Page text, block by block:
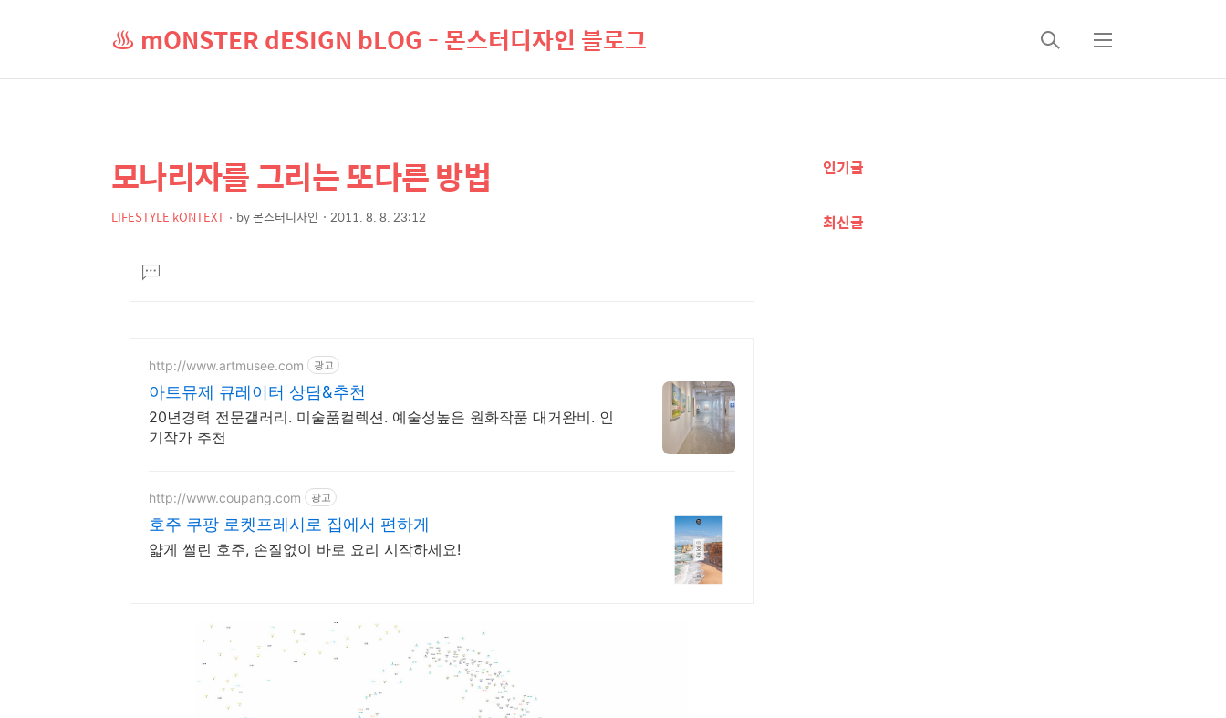
♨ mONSTER dESIGN bLOG - 몬스터디자인 블로그
검
메
상
세
컨
본
문
제
모나리자를 그리는 또다른 방법
LIFESTYLE kONTEXT by몬스터디자인 2011. 8. 8. 23:12
댓
글
http://www.artmusee.com 광고
아트뮤제 큐레이터 상담&추천
20년경력 전문갤러리. 미술품컬렉션. 예술성높은 원화작품 대거완비. 인
기작가 추천
http://www.coupang.com 광고
호주 쿠팡 로켓프레시로 집에서 편하게
얇게 썰린 호주, 손질없이 바로 요리 시작하세요!
추
정
인기글
최신글